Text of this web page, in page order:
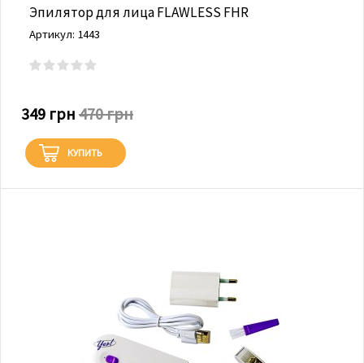
Эпилятор для лица FLAWLESS FHR
Артикул: 1443
349 грн 470 грн
КУПИТЬ